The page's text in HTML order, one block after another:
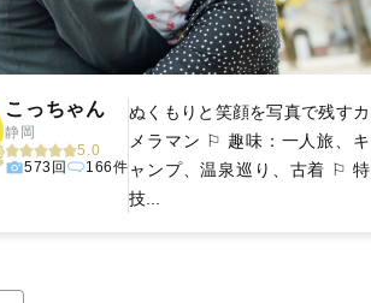
こっちゃん
静岡
5.0
573回
166件
ぬくもりと笑顔を写真で残すカ
メラマン ⚐ 趣味：一人旅、キ
ャンプ、温泉巡り、古着 ⚐ 特
技...